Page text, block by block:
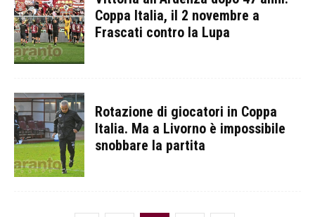
Coppa Italia, il 2 novembre a
Frascati contro la Lupa
Rotazione di giocatori in Coppa
Italia. Ma a Livorno è impossibile
snobbare la partita